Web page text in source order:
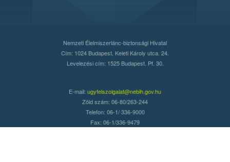
Nemzeti Élelmiszerlánc-biztonsági Hivatal
Cím: 1024 Budapest, Keleti Károly utca. 24.
Levelezési cím: 1525 Budapest. Pf. 30.
E-mail: ugyfelszolgalat@nebih.gov.hu
Zöld szám: 06-80/263-244
Telefon: 06-1/ 336-9000
Fax: 06-1/336-9479